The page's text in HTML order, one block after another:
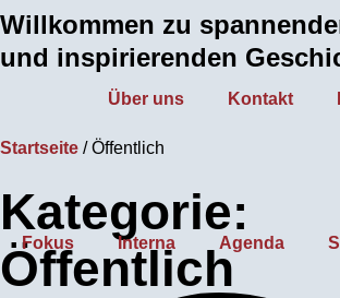
Zum
Inhalt
springen
Über uns
Kontakt
Fokus Interna Agenda
Willkommen zu
und inspirierenden
Startseite /Öffentlich
Kategorie:
Öffentlich